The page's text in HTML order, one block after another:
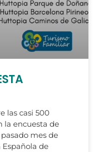
las casi 500
la encuesta de
mes de
de